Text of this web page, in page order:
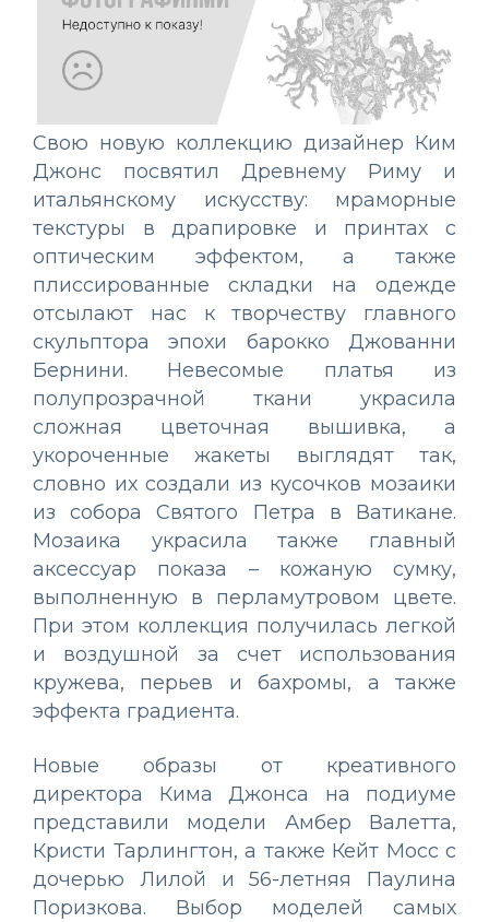
Свою новую коллекцию дизайнер Ким
Джонс посвятил Древнему Риму и
итальянскому искусству: мраморные
текстуры в драпировке и принтах с
оптическим эффектом, а также
плиссированные складки на одежде
отсылают нас к творчеству главного
скульптора эпохи барокко Джованни
Бернини. Невесомые платья из
полупрозрачной ткани украсила
сложная цветочная вышивка, а
укороченные жакеты выглядят так,
словно их создали из кусочков мозаики
из собора Святого Петра в Ватикане.
Мозаика украсила также главный
аксессуар показа – кожаную сумку,
выполненную в перламутровом цвете.
При этом коллекция получилась легкой
и воздушной за счет использования
кружева, перьев и бахромы, а также
эффекта градиента.
Новые образы от креативного
директора Кима Джонса на подиуме
представили модели Амбер Валетта,
Кристи Тарлингтон, а также Кейт Мосс с
дочерью Лилой и 56-летняя Паулина
Поризкова. Выбор моделей самых